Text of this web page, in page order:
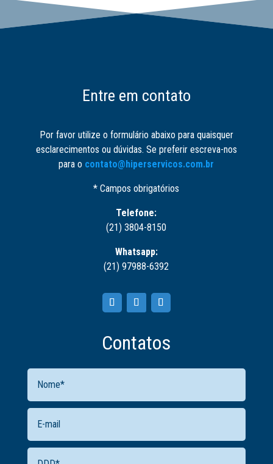
Entre em contato
Por favor utilize o formulário abaixo para quaisquer
esclarecimentos ou dúvidas. Se preferir escreva-nos
para o contato@hiperservicos.com.br
* Campos obrigatórios
Telefone:
(21) 3804-8150
Whatsapp:
(21) 97988-6392
Contatos